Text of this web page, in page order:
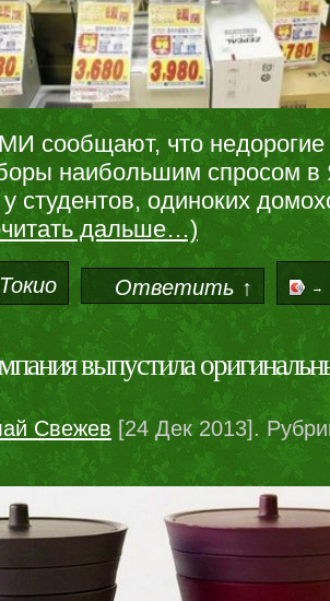
сообщают, что
наибольшим спросом в
студентов, одиноких
дальше…)
Токио Ответить ↑ →
выпустила
Свежев [24 Дек 2013].